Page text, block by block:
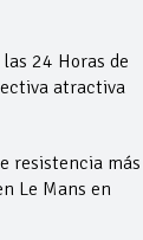
24 Horas de
atractiva
resistencia más
Le Mans en